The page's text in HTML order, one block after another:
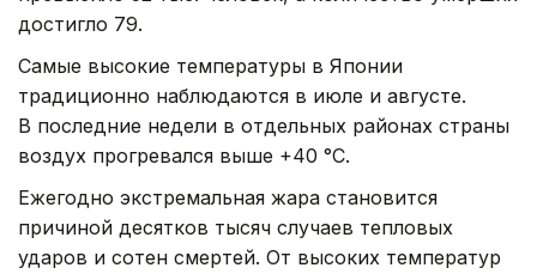
достигло 79.
Самые высокие температуры в Японии
традиционно наблюдаются в июле и августе.
В последние недели в отдельных районах страны
воздух прогревался выше +40 °C.
Ежегодно экстремальная жара становится
причиной десятков тысяч случаев тепловых
ударов и сотен смертей. От высоких температур